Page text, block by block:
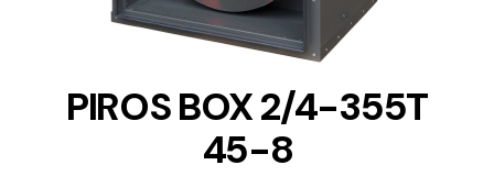
PIROS BOX 2/4-355T
45-8